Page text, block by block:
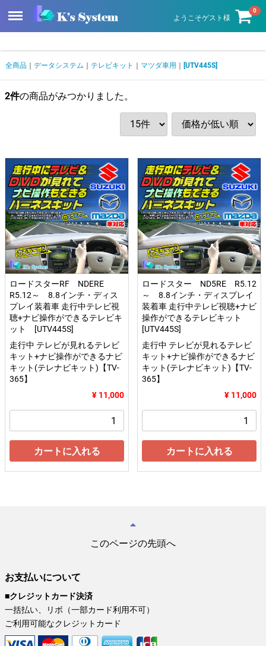
ようこそゲスト様
0
Menu
全商品 データシステム テレビキット マツダ車用 [UTV445S]
2件の商品がみつかりました。
ロードスターRF NDERE
R5.12～ 8.8インチ・ディス
プレイ装着車 走行中テレビ視
聴+ナビ操作ができるテレビキ
ット [UTV445S]
走行中 テレビが見れるテレビ
キット+ナビ操作ができるナビ
キット(テレナビキット)【TV-
365】
¥ 11,000
カートに入れる
ロードスター ND5RE R5.12
～ 8.8インチ・ディスプレイ
装着車 走行中テレビ視聴+ナビ
操作ができるテレビキット
[UTV445S]
走行中 テレビが見れるテレビ
キット+ナビ操作ができるナビ
キット(テレナビキット)【TV-
365】
¥ 11,000
カートに入れる
このページの先頭へ
お支払いについて
■クレジットカード決済
一括払い、リボ（一部カード利用不可）
ご利用可能なクレジットカード